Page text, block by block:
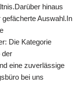
hinaus
Auswahl.In
Die Kategorie
der
eine zuverlässige
bei uns